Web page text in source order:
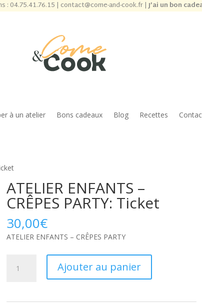
: 04.75.41.76.15 | contact@come-and-cook.fr|J’ai un bon
à un atelier Bons cadeaux Blog Recettes
ATELIER ENFANTS –
CRÊPES PARTY: Ticket
30,00€
ATELIER ENFANTS – CRÊPES PARTY
Ajouter au panier